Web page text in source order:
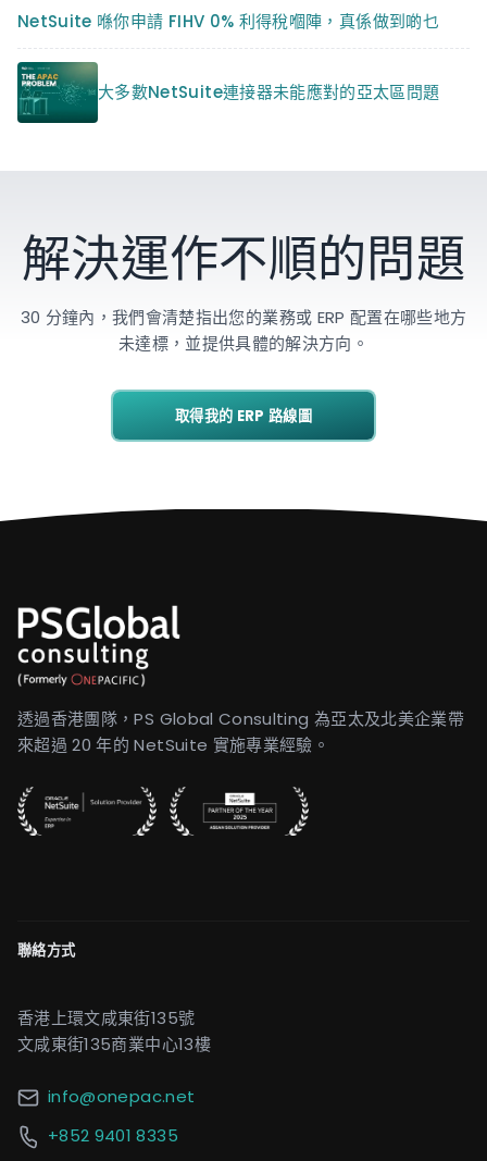
NetSuite 喺你申請 FIHV 0% 利得稅嗰陣，真係做到啲乜
大多數NetSuite連接器未能應對的亞太區問題
解決運作不順的問題
30 分鐘內，我們會清楚指出您的業務或 ERP 配置在哪些地方
未達標，並提供具體的解決方向。
取得我的 ERP 路線圖
透過香港團隊，PS Global Consulting 為亞太及北美企業帶
來超過 20 年的 NetSuite 實施專業經驗。
聯絡方式
香港上環文咸東街135號
文咸東街135商業中心13樓
info@onepac.net
+852 9401 8335